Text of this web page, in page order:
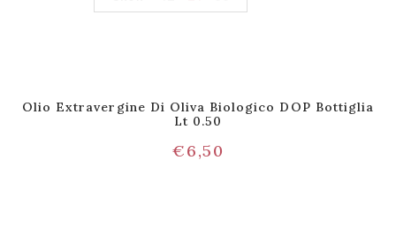
Olio Extravergine Di Oliva Biologico DOP Bottiglia
Lt 0.50
€6,50